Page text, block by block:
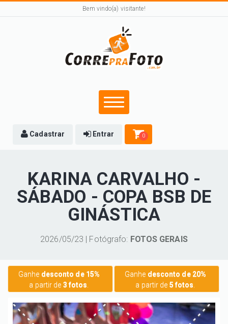
Bem vindo(a) visitante!
Cadastrar Entrar 0
KARINA CARVALHO -
SÁBADO - COPA BSB DE
GINÁSTICA
2026/05/23 | Fotógrafo: FOTOS GERAIS
Ganhe desconto de 15%
a partir de 3 fotos
Ganhe desconto de 20%
a partir de 5 fotos